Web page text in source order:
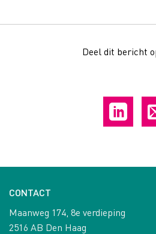
Deel dit bericht
CONTACT
Maanweg 174, 8e verdieping
2516 AB Den Haag